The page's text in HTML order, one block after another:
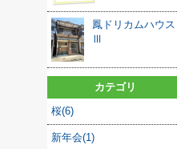
鳳ドリカムハウス
Ⅲ
カテゴリ
桜(6)
新年会(1)